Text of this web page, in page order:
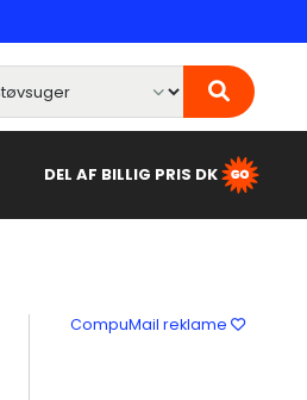
DEL AF BILLIG PRIS DK
CompuMail reklame